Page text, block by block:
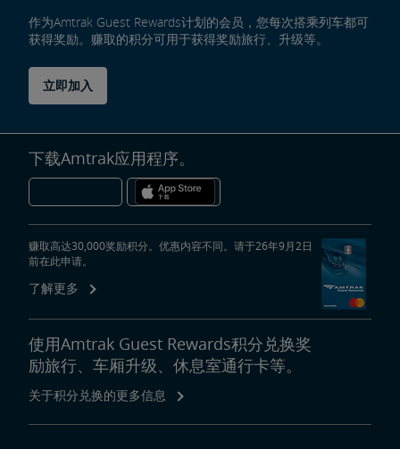
作为Amtrak Guest Rewards计划的会员，您每次搭乘列车都可
获得奖励。赚取的积分可用于获得奖励旅行、升级等。
立即加入
下载Amtrak应用程序。
赚取高达30,000奖励积分。优惠内容不同。请于26年9月2日
前在此申请。
了解更多
使用Amtrak Guest Rewards积分兑换奖
励旅行、车厢升级、休息室通行卡等。
关于积分兑换的更多信息